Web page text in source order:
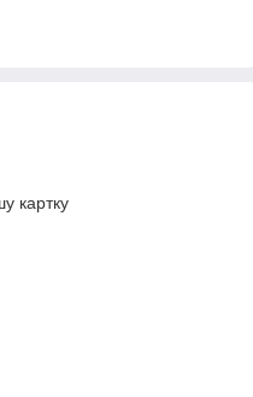
картку